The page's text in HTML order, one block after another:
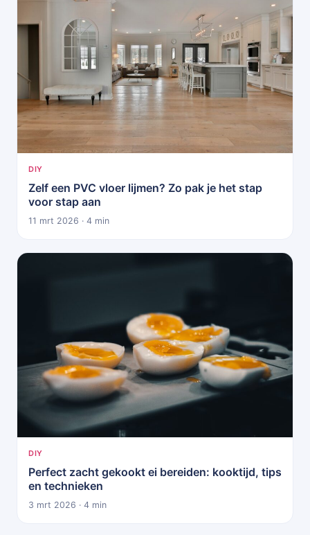
DIY
Zelf een PVC vloer lijmen? Zo pak je het stap
voor stap aan
11 mrt 2026 · 4 min
DIY
Perfect zacht gekookt ei bereiden: kooktijd, tips
en technieken
3 mrt 2026 · 4 min